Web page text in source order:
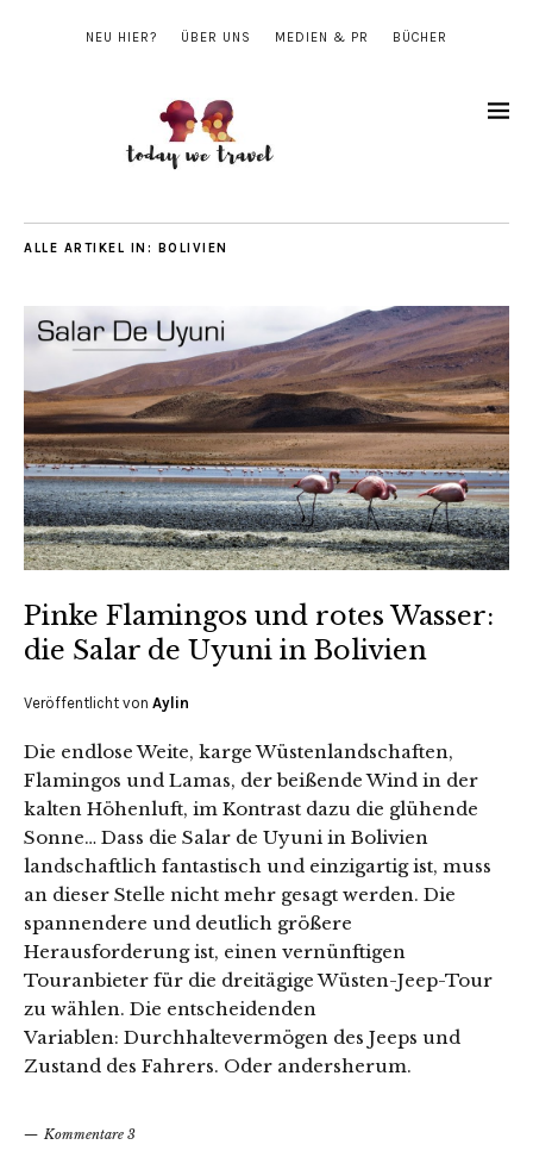
NEU HIER? ÜBER UNS MEDIEN & PR BÜCHER
ALLE ARTIKEL IN: BOLIVIEN
Pinke Flamingos und rotes Wasser:
die Salar de Uyuni in Bolivien
Veröffentlicht von Aylin
Die endlose Weite, karge Wüstenlandschaften,
Flamingos und Lamas, der beißende Wind in der
kalten Höhenluft, im Kontrast dazu die glühende
Sonne… Dass die Salar de Uyuni in Bolivien
landschaftlich fantastisch und einzigartig ist, muss
an dieser Stelle nicht mehr gesagt werden. Die
spannendere und deutlich größere
Herausforderung ist, einen vernünftigen
Touranbieter für die dreitägige Wüsten-Jeep-Tour
zu wählen. Die entscheidenden
Variablen: Durchhaltevermögen des Jeeps und
Zustand des Fahrers. Oder andersherum.
Kommentare 3